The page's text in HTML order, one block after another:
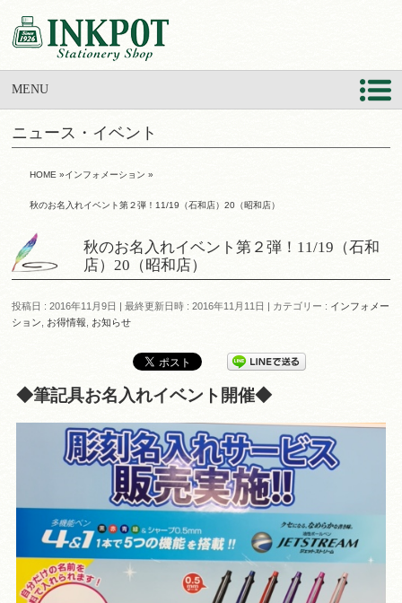
MENU
ニュース・イベント
HOME »インフォメーション »
秋のお名入れイベント第２弾！11/19（石和店）20（昭和店）
秋のお名入れイベント第２弾！11/19（石和
店）20（昭和店）
投稿日 : 2016年11月9日 最終更新日時 : 2016年11月11日 カテゴリー : インフォメー
ション
お得情報 お知らせ
◆筆記具お名入れイベント開催◆